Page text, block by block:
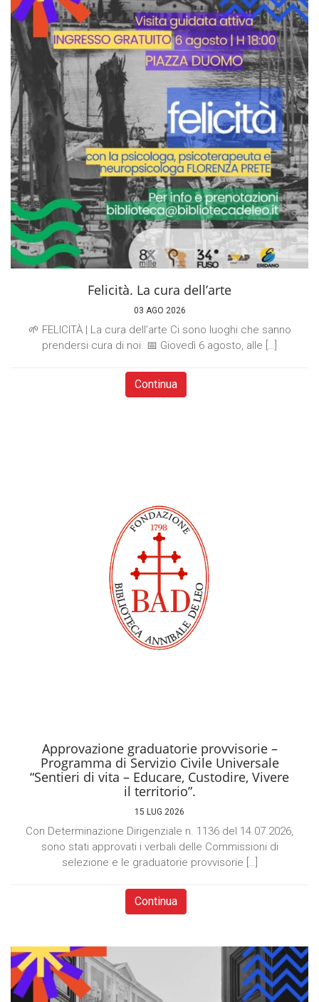
Felicità. La cura dell’arte
03 AGO 2026
🌱 FELICITÀ | La cura dell’arte Ci sono luoghi che sanno
prendersi cura di noi. 📅 Giovedì 6 agosto, alle […]
Continua
Approvazione graduatorie provvisorie –
Programma di Servizio Civile Universale
“Sentieri di vita – Educare, Custodire, Vivere
il territorio”.
15 LUG 2026
Con Determinazione Dirigenziale n. 1136 del 14.07.2026,
sono stati approvati i verbali delle Commissioni di
selezione e le graduatorie provvisorie […]
Continua